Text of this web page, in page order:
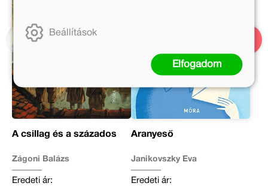
A csillag és a százados
Zágoni Balázs
Eredeti ár:
Aranyeső
Janikovszky Éva
Eredeti ár:
Beállítások
Elfogadom